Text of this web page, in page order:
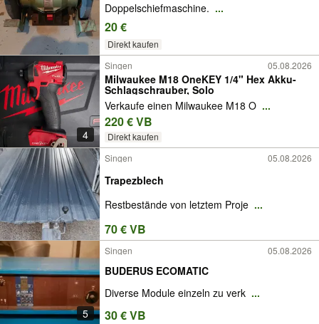
Doppelschiefmaschine. ...
20 €
Direkt kaufen
4
Singen 05.08.2026
Milwaukee M18 OneKEY 1/4" Hex Akku-
Schlagschrauber, Solo
Verkaufe einen Milwaukee M18 O ...
220 € VB
Direkt kaufen
Singen
05.08.2026
Trapezblech
Restbestände von letztem Proje ...
70 € VB
5
Singen 05.08.2026
BUDERUS ECOMATIC
Diverse Module einzeln zu verk ...
30 € VB